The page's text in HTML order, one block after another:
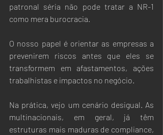
patronal séria não pode tratar a NR-1
como mera burocracia.
O nosso papel é orientar as empresas a
prevenirem riscos antes que eles se
transformem em afastamentos, ações
trabalhistas e impactos no negócio.
Na prática, vejo um cenário desigual. As
multinacionais, em geral, já têm
estruturas mais maduras de compliance,